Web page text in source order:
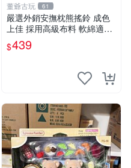
董爺古玩 61
嚴選外銷安撫枕熊搖鈴 成色
上佳 採用高級布料 軟綿適合
收藏 安心選購 安撫枕 熊玩具
搖鈴
$439